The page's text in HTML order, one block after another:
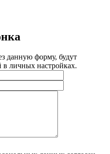
данную форму, будут
в личных настройках.